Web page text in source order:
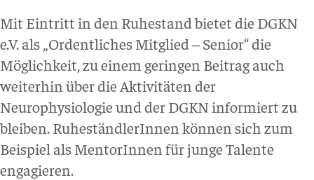
Mit Eintritt in den Ruhestand bietet die DGKN
e.V. als „Ordentliches Mitglied – Senior“ die
Möglichkeit, zu einem geringen Beitrag auch
weiterhin über die Aktivitäten der
Neurophysiologie und der DGKN informiert zu
bleiben. RuheständlerInnen können sich zum
Beispiel als MentorInnen für junge Talente
engagieren.